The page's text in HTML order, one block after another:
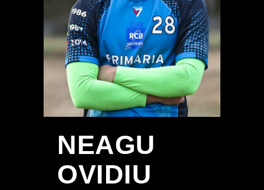
NEAGU
OVIDIU